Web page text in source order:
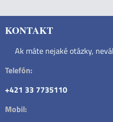
KONTAKT
Ak máte nejaké otázky,
Telefón:
+421 33 7735110
Mobil: